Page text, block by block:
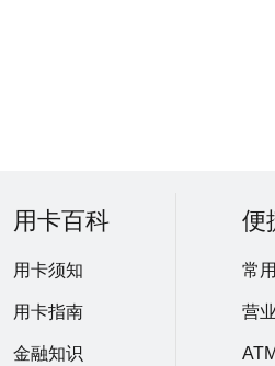
用卡百科
用卡须知
用卡指南
金融知识
便
常
营